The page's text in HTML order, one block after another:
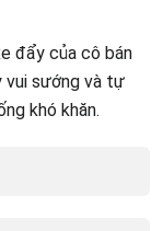
đẩy của cô bán
vui sướng và tự
khó khăn.